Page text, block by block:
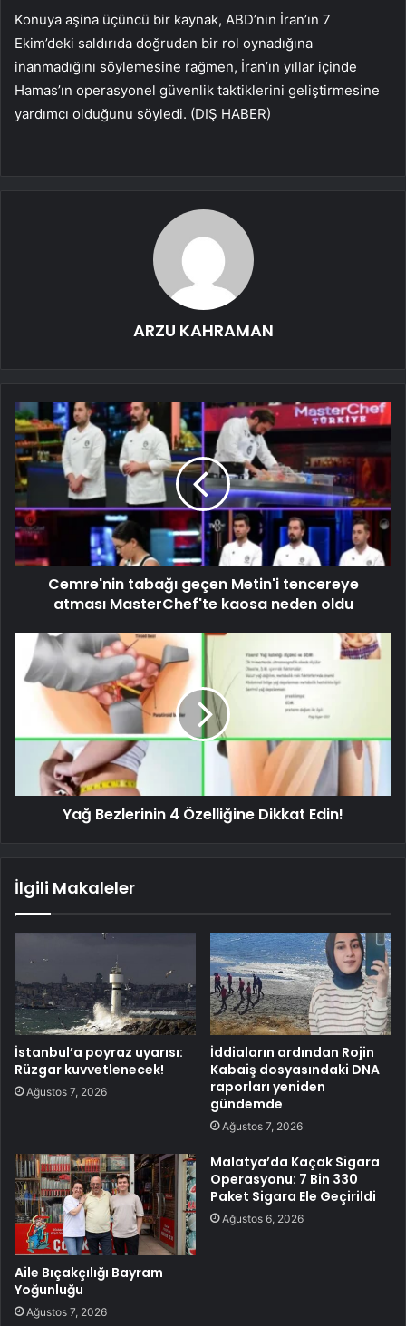
Konuya aşina üçüncü bir kaynak, ABD’nin İran’ın 7
Ekim’deki saldırıda doğrudan bir rol oynadığına
inanmadığını söylemesine rağmen, İran’ın yıllar içinde
Hamas’ın operasyonel güvenlik taktiklerini geliştirmesine
yardımcı olduğunu söyledi. (DIŞ HABER)
ARZU KAHRAMAN
Cemre'nin tabağı geçen Metin'i tencereye
atması MasterChef'te kaosa neden oldu
Yağ Bezlerinin 4 Özelliğine Dikkat Edin!
İlgili Makaleler
İstanbul’a poyraz uyarısı:
Rüzgar kuvvetlenecek!
Ağustos 7, 2026
İddiaların ardından Rojin
Kabaiş dosyasındaki DNA
raporları yeniden
gündemde
Ağustos 7, 2026
Aile Bıçakçılığı Bayram
Yoğunluğu
Ağustos 7, 2026
Malatya’da Kaçak Sigara
Operasyonu: 7 Bin 330
Paket Sigara Ele Geçirildi
Ağustos 6, 2026